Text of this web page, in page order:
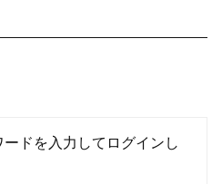
ドを入力してログインし